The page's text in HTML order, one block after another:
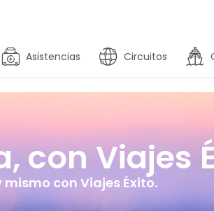
Asistencias Circuitos
con Viajes
con Viajes Éxito.